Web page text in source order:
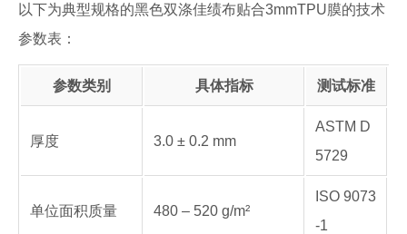
以下为典型规格的黑色双涤佳绩布贴合3mmTPU膜的技术
参数表：
参数类别 具体指标 测试标准
厚度 3.0 ± 0.2 mm
ASTM D
5729
单位面积质量 480 – 520 g/m²
ISO 9073
-1